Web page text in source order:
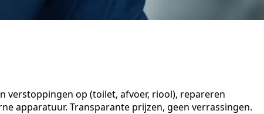
verstoppingen op (toilet, afvoer, riool), repareren
apparatuur. Transparante prijzen, geen verrassingen.